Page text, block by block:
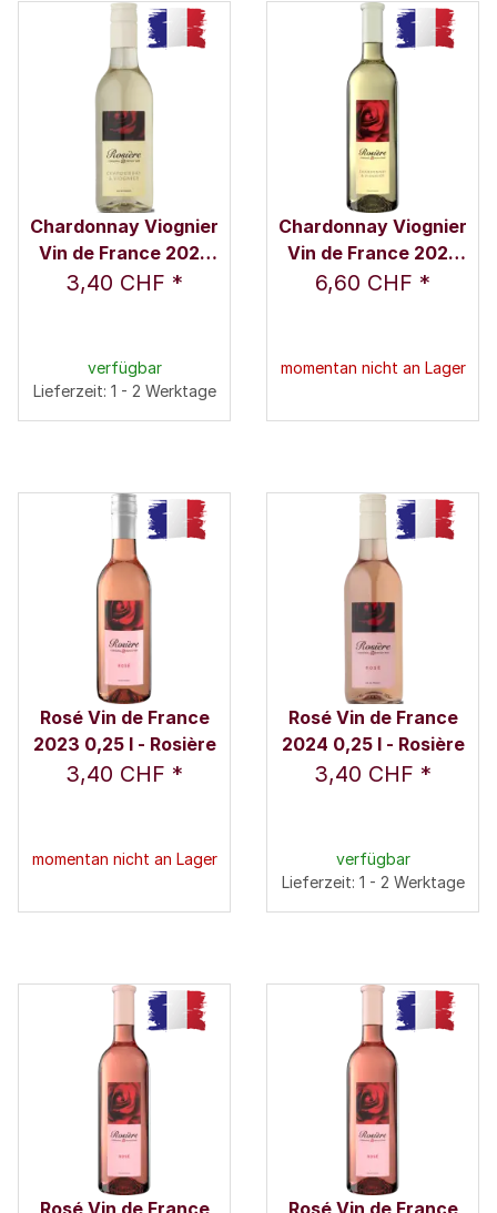
Chardonnay Viognier
Vin de France 2025
0,25 l - Rosière
3,40 CHF *
verfügbar
Lieferzeit: 1 - 2 Werktage
Chardonnay Viognier
Vin de France 2025
0,75 l - Rosière
6,60 CHF *
momentan nicht an Lager
Rosé Vin de France
2023 0,25 l - Rosière
3,40 CHF *
momentan nicht an Lager
Rosé Vin de France
2024 0,25 l - Rosière
3,40 CHF *
verfügbar
Lieferzeit: 1 - 2 Werktage
Rosé Vin de France Rosé Vin de France